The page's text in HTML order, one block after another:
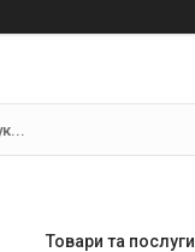
Товари та послуги